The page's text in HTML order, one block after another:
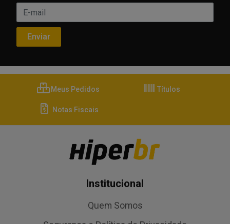
Meus Pedidos Títulos
Notas Fiscais
Institucional
Quem Somos